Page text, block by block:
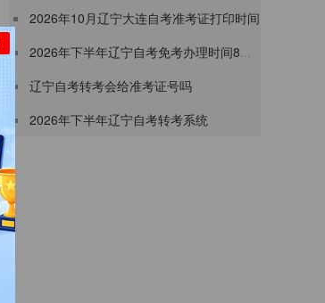
2026年10月辽宁大连自考准考证打印时间
2026年下半年辽宁自考免考办理时间8月17日-8月21日
辽宁自考转考会给准考证号吗
2026年下半年辽宁自考转考系统